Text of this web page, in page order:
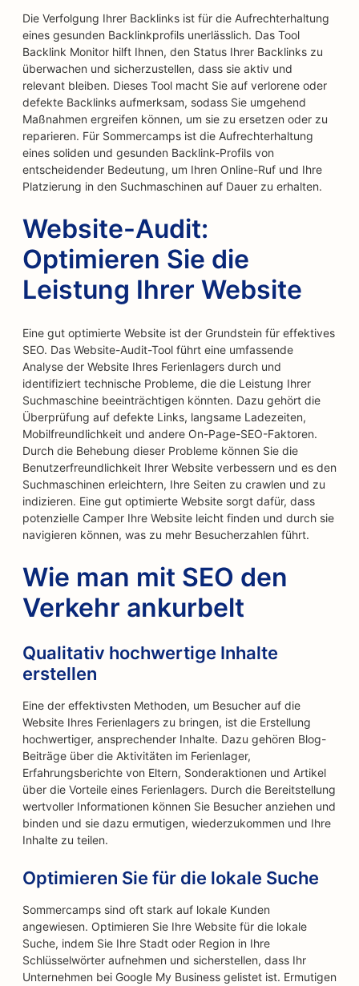
Die Verfolgung Ihrer Backlinks ist für die Aufrechterhaltung
eines gesunden Backlinkprofils unerlässlich. Das Tool
Backlink Monitor hilft Ihnen, den Status Ihrer Backlinks zu
überwachen und sicherzustellen, dass sie aktiv und
relevant bleiben. Dieses Tool macht Sie auf verlorene oder
defekte Backlinks aufmerksam, sodass Sie umgehend
Maßnahmen ergreifen können, um sie zu ersetzen oder zu
reparieren. Für Sommercamps ist die Aufrechterhaltung
eines soliden und gesunden Backlink-Profils von
entscheidender Bedeutung, um Ihren Online-Ruf und Ihre
Platzierung in den Suchmaschinen auf Dauer zu erhalten.
Website-Audit:
Optimieren Sie die
Leistung Ihrer Website
Eine gut optimierte Website ist der Grundstein für effektives
SEO. Das Website-Audit-Tool führt eine umfassende
Analyse der Website Ihres Ferienlagers durch und
identifiziert technische Probleme, die die Leistung Ihrer
Suchmaschine beeinträchtigen könnten. Dazu gehört die
Überprüfung auf defekte Links, langsame Ladezeiten,
Mobilfreundlichkeit und andere On-Page-SEO-Faktoren.
Durch die Behebung dieser Probleme können Sie die
Benutzerfreundlichkeit Ihrer Website verbessern und es den
Suchmaschinen erleichtern, Ihre Seiten zu crawlen und zu
indizieren. Eine gut optimierte Website sorgt dafür, dass
potenzielle Camper Ihre Website leicht finden und durch sie
navigieren können, was zu mehr Besucherzahlen führt.
Wie man mit SEO den
Verkehr ankurbelt
Qualitativ hochwertige Inhalte
erstellen
Eine der effektivsten Methoden, um Besucher auf die
Website Ihres Ferienlagers zu bringen, ist die Erstellung
hochwertiger, ansprechender Inhalte. Dazu gehören Blog-
Beiträge über die Aktivitäten im Ferienlager,
Erfahrungsberichte von Eltern, Sonderaktionen und Artikel
über die Vorteile eines Ferienlagers. Durch die Bereitstellung
wertvoller Informationen können Sie Besucher anziehen und
binden und sie dazu ermutigen, wiederzukommen und Ihre
Inhalte zu teilen.
Optimieren Sie für die lokale Suche
Sommercamps sind oft stark auf lokale Kunden
angewiesen. Optimieren Sie Ihre Website für die lokale
Suche, indem Sie Ihre Stadt oder Region in Ihre
Schlüsselwörter aufnehmen und sicherstellen, dass Ihr
Unternehmen bei Google My Business gelistet ist. Ermutigen